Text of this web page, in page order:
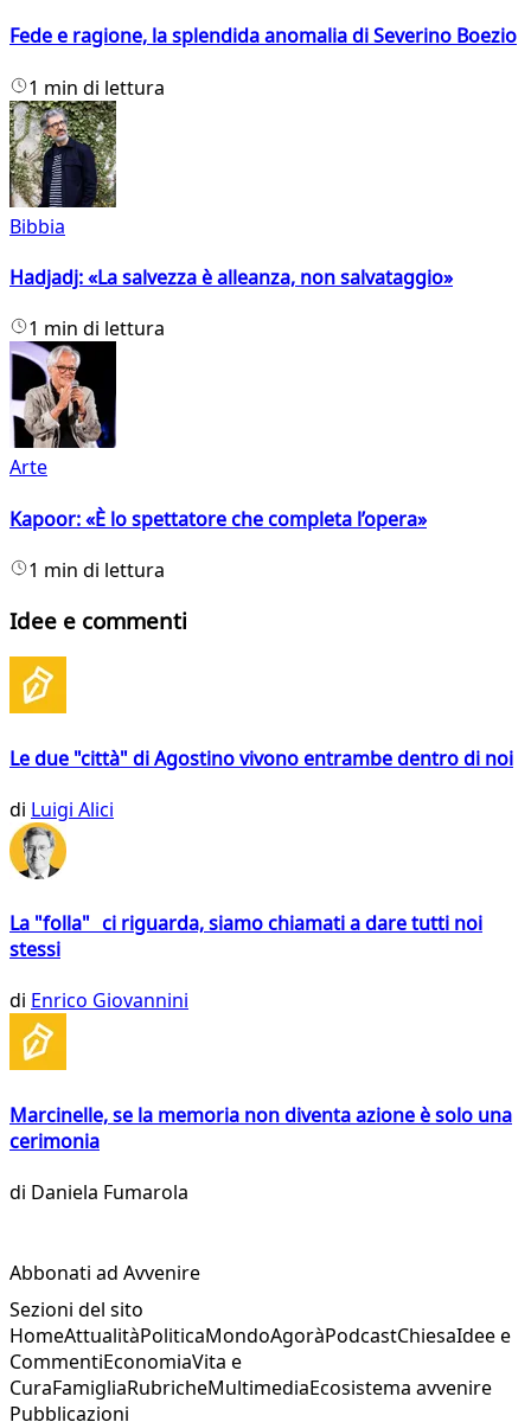
Fede e ragione, la splendida anomalia di Severino Boezio
1 min di lettura
Bibbia
Hadjadj: «La salvezza è alleanza, non salvataggio»
1 min di lettura
Arte
Kapoor: «È lo spettatore che completa l’opera»
1 min di lettura
Idee e commenti
Le due "città" di Agostino vivono entrambe dentro di noi
di Luigi Alici
La "folla" ci riguarda, siamo chiamati a dare tutti noi
stessi
di Enrico Giovannini
Marcinelle, se la memoria non diventa azione è solo una
cerimonia
di Daniela Fumarola
Abbonati ad Avvenire
Sezioni del sito
HomeAttualitàPoliticaMondoAgoràPodcastChiesaIdee e
CommentiEconomiaVita e
CuraFamigliaRubricheMultimediaEcosistema avvenire
Pubblicazioni